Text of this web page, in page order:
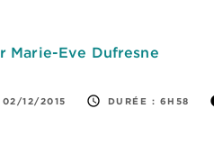
Marie-Eve Dufresne
02/12/2015 access_time DURÉE : 6H58